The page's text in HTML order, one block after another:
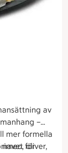
av
–
mer formella
navet föroliver,